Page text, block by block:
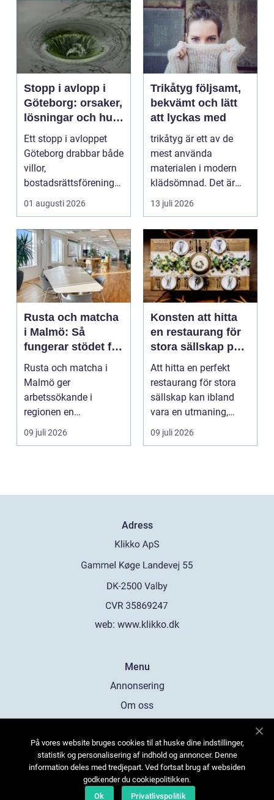
Stopp i avlopp i
Göteborg: orsaker,
lösningar och hur
problem kan
undvikas
Ett stopp i avloppet
Göteborg drabbar både
villor,
bostadsrättsföreningar
och h...
01 augusti 2026
Trikåtyg följsamt,
bekvämt och lätt
att lyckas med
trikåtyg är ett av de
mest använda
materialen i modern
klädsömnad. Det är
mjukt, elastiskt och
formb...
13 juli 2026
Rusta och matcha
i Malmö: Så
fungerar stödet för
dig som söker
jobb
Rusta och matcha i
Malmö ger
arbetssökande i
regionen en
strukturerad och
personlig vä...
09 juli 2026
Konsten att hitta
en restaurang för
stora sällskap på
Östermalm i
Stockholm
Att hitta en perfekt
restaurang för stora
sällskap kan ibland
vara en utmaning,
särsk...
09 juli 2026
Adress
web: www.klikko.dk
Menu
Annonsering
Om oss
Kontakta oss
Sitemap
På vores website bruges cookies til at huske dine indstillinger,
statistik og personalisering af indhold og annoncer. Denne
information deles med tredjepart. Ved fortsat brug af websiden
godkender du cookiepolitikken.
Ok
Privatlivspolitik